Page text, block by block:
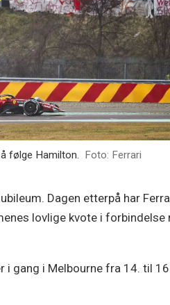
følge Hamilton. Foto: Ferrari
Dagen etterpå har
lovlige kvote i forbindelse
i gang i Melbourne fra 14. til